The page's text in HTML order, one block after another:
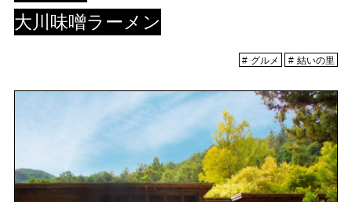
お問い合わせ
大川味噌ラーメン
グルメ 結いの里